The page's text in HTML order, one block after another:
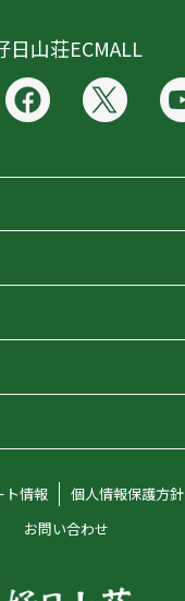
日山荘ECMALL
をさがす
ンド一覧
グ
部
サーチ
ンシェルジュ
ト情報 個人情報保護方針
お問い合わせ